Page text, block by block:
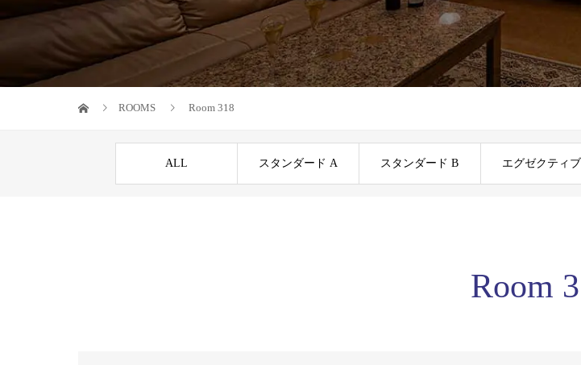
ROOMS Room 318
ALL スタンダード A スタンダード B エグゼクティブ
Room